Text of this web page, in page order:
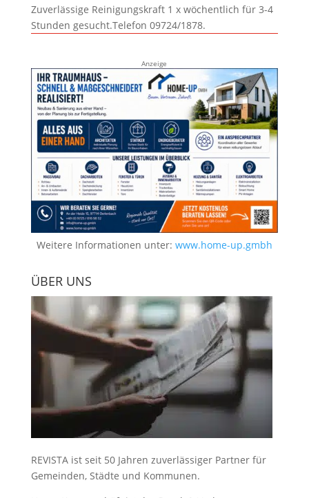
Zuverlässige Reinigungskraft 1 x wöchentlich für 3-4
Stunden gesucht.Telefon 09724/1878.
Anzeige
Weitere Informationen unter: www.home-up.gmbh
ÜBER UNS
REVISTA ist seit 50 Jahren zuverlässiger Partner für
Gemeinden, Städte und Kommunen.